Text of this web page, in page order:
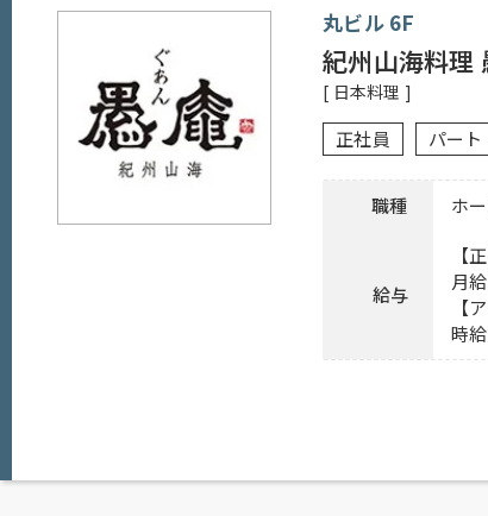
応募資格
※1か月単位の変形労働時間制
子育てが事由の場合、お子様が高校
（例）1日5.5時間 × 20日 = 110時間
待遇
社員登用有り、昇給有り、賞与有り
（高校卒業（相当）までのお子様一
下記URLよりご応募ください。
https://hrmos.co/pages/shiro/
0120-275-606 担当：人事採用グル
丸ビル 6F
紀州山海料理
[ 日本料理 ]
正社員 パート
職種 ホ
給与
【
月
【
時
【正社員、アルバイト】